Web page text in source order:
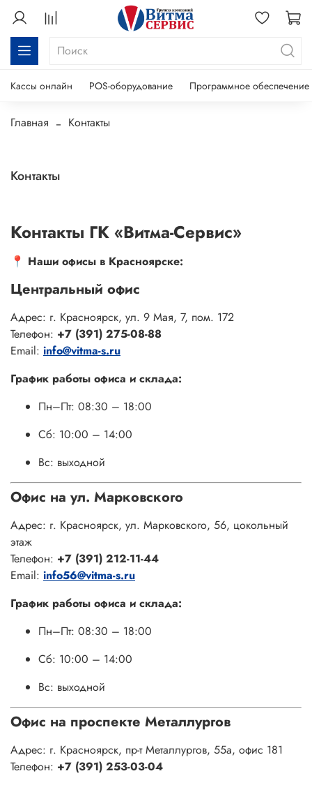
Кассы онлайн POS-оборудование Программное обеспечение
Главная Контакты
Контакты
Контакты ГК «Витма-Сервис»
📍 Наши офисы в Красноярске:
Центральный офис
Адрес: г. Красноярск, ул. 9 Мая, 7, пом. 172
Телефон: +7 (391) 275-08-88
Email: info@vitma-s.ru
График работы офиса и склада:
Пн–Пт: 08:30 – 18:00
Сб: 10:00 – 14:00
Вс: выходной
Офис на ул. Марковского
Адрес: г. Красноярск, ул. Марковского, 56, цокольный
этаж
Телефон: +7 (391) 212-11-44
Email: info56@vitma-s.ru
График работы офиса и склада:
Пн–Пт: 08:30 – 18:00
Сб: 10:00 – 14:00
Вс: выходной
Офис на проспекте Металлургов
Адрес: г. Красноярск, пр-т Металлургов, 55а, офис 181
Телефон: +7 (391) 253-03-04